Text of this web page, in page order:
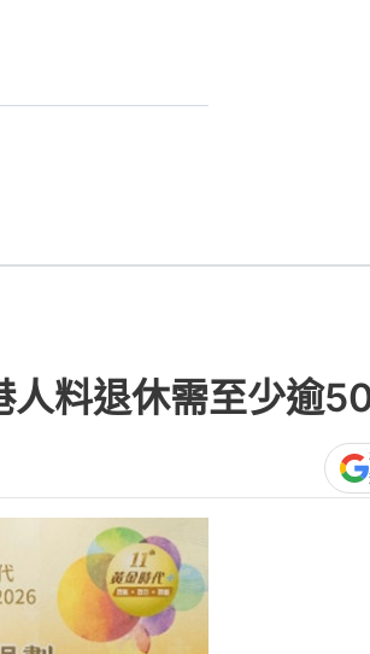
料退休需至少逾